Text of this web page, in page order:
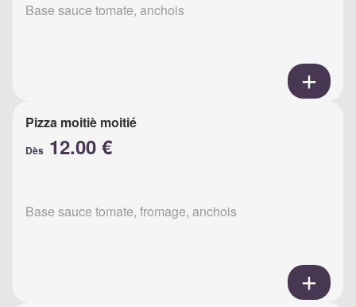
Base sauce tomate, anchois
Pizza moitiè moitié
Dès 12.00 €
Base sauce tomate, fromage, anchois